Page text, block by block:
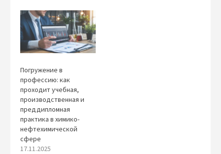
Погружение в
профессию: как
проходит учебная,
производственная и
преддипломная
практика в химико-
нефтехимической
сфере
17.11.2025